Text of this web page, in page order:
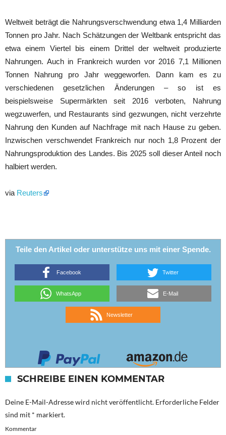
Weltweit beträgt die Nahrungsverschwendung etwa 1,4 Milliarden
Tonnen pro Jahr. Nach Schätzungen der Weltbank entspricht das
etwa einem Viertel bis einem Drittel der weltweit produzierte
Nahrungen. Auch in Frankreich wurden vor 2016 7,1 Millionen
Tonnen Nahrung pro Jahr weggeworfen. Dann kam es zu
verschiedenen gesetzlichen Änderungen – so ist es
beispielsweise Supermärkten seit 2016 verboten, Nahrung
wegzuwerfen, und Restaurants sind gezwungen, nicht verzehrte
Nahrung den Kunden auf Nachfrage mit nach Hause zu geben.
Inzwischen verschwendet Frankreich nur noch 1,8 Prozent der
Nahrungsproduktion des Landes. Bis 2025 soll dieser Anteil noch
halbiert werden.
via Reuters
Teile den Artikel oder unterstütze uns mit einer Spende.
Facebook Twitter
WhatsApp E-Mail
Newsletter
SCHREIBE EINEN KOMMENTAR
Deine E-Mail-Adresse wird nicht veröffentlicht. Erforderliche Felder
sind mit * markiert.
Kommentar